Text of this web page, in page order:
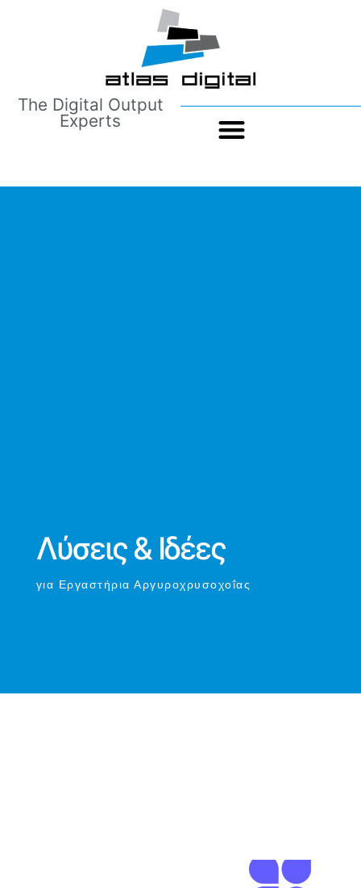
The Digital Output
Experts
Λύσεις & Ιδέες
για Εργαστήρια Αργυροχρυσοχοΐας